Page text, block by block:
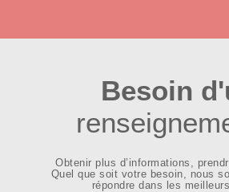
Besoin
Obtenir plus d’informations,
Quel que soit votre besoin, nous
répondre dans les